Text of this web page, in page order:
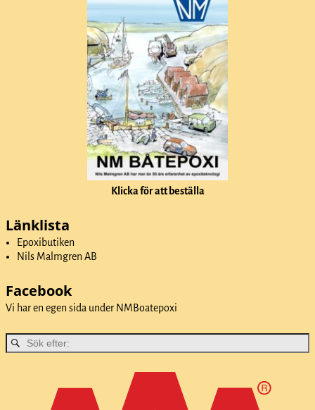
Klicka för att beställa
Länklista
Epoxibutiken
Nils Malmgren AB
Facebook
Vi har en egen sida under NMBoatepoxi